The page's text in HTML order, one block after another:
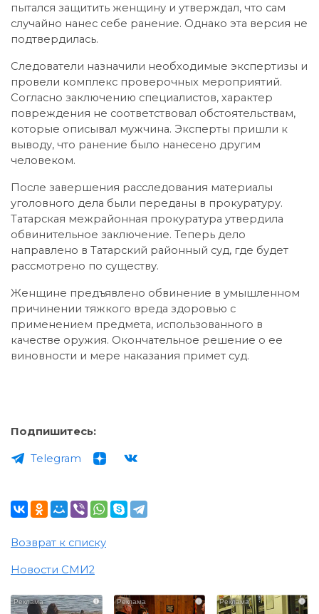
пытался защитить женщину и утверждал, что сам
случайно нанес себе ранение. Однако эта версия не
подтвердилась.
Следователи назначили необходимые экспертизы и
провели комплекс проверочных мероприятий.
Согласно заключению специалистов, характер
повреждения не соответствовал обстоятельствам,
которые описывал мужчина. Эксперты пришли к
выводу, что ранение было нанесено другим
человеком.
После завершения расследования материалы
уголовного дела были переданы в прокуратуру.
Татарская межрайонная прокуратура утвердила
обвинительное заключение. Теперь дело
направлено в Татарский районный суд, где будет
рассмотрено по существу.
Женщине предъявлено обвинение в умышленном
причинении тяжкого вреда здоровью с
применением предмета, использованного в
качестве оружия. Окончательное решение о ее
виновности и мере наказания примет суд.
Подпишитесь:
Telegram
Возврат к списку
Новости СМИ2
i i i